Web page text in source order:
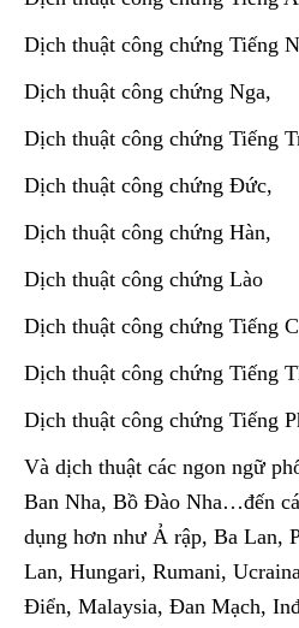
Dịch thuật công chứng Tiếng
Dịch thuật công chứng Nga,
Dịch thuật công chứng Tiếng
Dịch thuật công chứng Đức,
Dịch thuật công chứng Hàn,
Dịch thuật công chứng Lào
Dịch thuật công chứng Tiếng
Dịch thuật công chứng Tiếng
Dịch thuật công chứng Tiếng
Và dịch thuật các ngon ngữ
Ban Nha, Bồ Đào Nha…đến
dụng hơn như Ả rập, Ba Lan,
Lan, Hungari, Rumani,
Điển, Malaysia, Đan Mạch,